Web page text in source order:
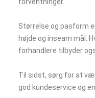
Størrelse og pasform
højde og inseam mål.
forhandlere tilbyder
Til sidst, sørg for at
god kundeservice og